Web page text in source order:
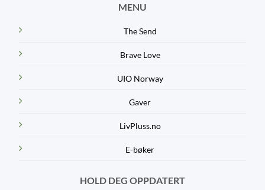
MENU
The Send
Brave Love
UIO Norway
Gaver
LivPluss.no
E-bøker
HOLD DEG OPPDATERT